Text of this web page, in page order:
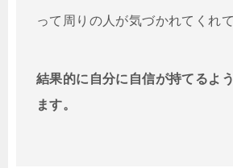
って周りの人が気づかれてくれて
結果的に自分に自信が持てるよ
ます。